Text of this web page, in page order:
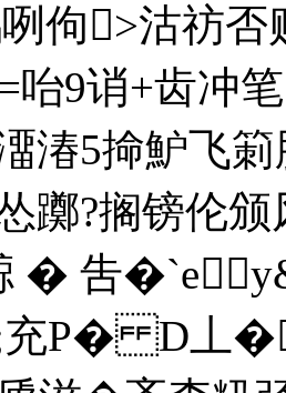
佝 >沽祊
咍9诮+齿
湷5掵魲飞箣
躑?搁镑伦
� 吿
充P� D丄